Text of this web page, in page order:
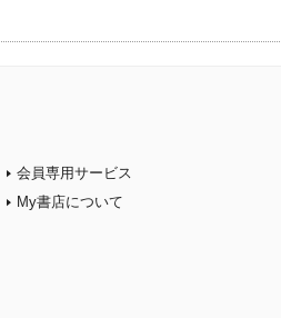
会員専用サービス
My書店について